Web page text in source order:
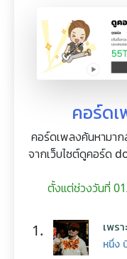
คอร์ด
คอร์ดเพลงค้นหามา
จากเว็บไซต์ดูคอร์ด
ตั้งแต่ช่วงวันที่
1. เพร
หนึ่ง